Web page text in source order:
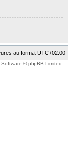
au format UTC+02:00
Software © phpBB Limited